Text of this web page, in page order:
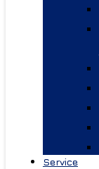
Service